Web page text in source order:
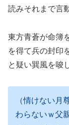
読みそれまで言
東方青蒼が命簿
を得て兵の封印
と疑い巽風を唆
（情けない月
わらないｗ父